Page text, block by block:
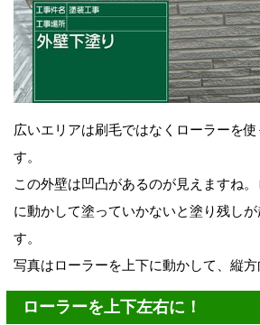
広いエリアは刷毛ではなくローラーを
す。
この外壁は凹凸があるのが見えますね
に動かして塗っていかないと塗り残し
す。
写真はローラーを上下に動かして、縦方
ローラーを上下左右に！